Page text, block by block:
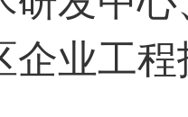
企业工